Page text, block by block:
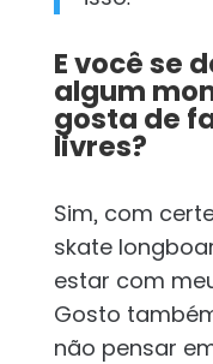
E você se
algum
gosta de
livres?
Sim, com
skate
estar com
Gosto
não pensar